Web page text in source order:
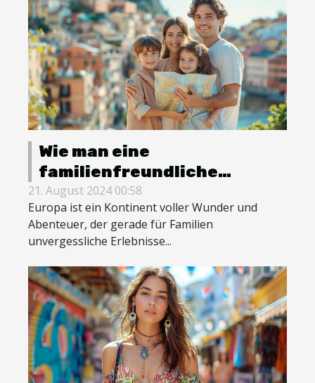
Wie man eine
familienfreundliche
Reiseroute durch Europa
gestaltet
21. August 2024 00:58
Europa ist ein Kontinent voller Wunder und
Abenteuer, der gerade für Familien
unvergessliche Erlebnisse...